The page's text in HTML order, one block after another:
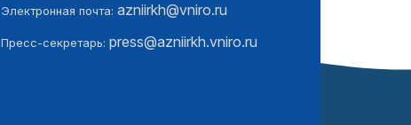
Электронная почта: azniirkh@vniro.ru
Пресс-секретарь: press@azniirkh.vniro.ru